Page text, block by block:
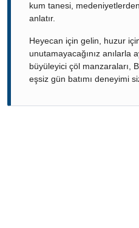
kum tanesi,
anlatır.
Heyecan için gelin, huzur
unutamayacağınız anılarla
büyüleyici çöl manzaraları,
eşsiz gün batımı deneyimi